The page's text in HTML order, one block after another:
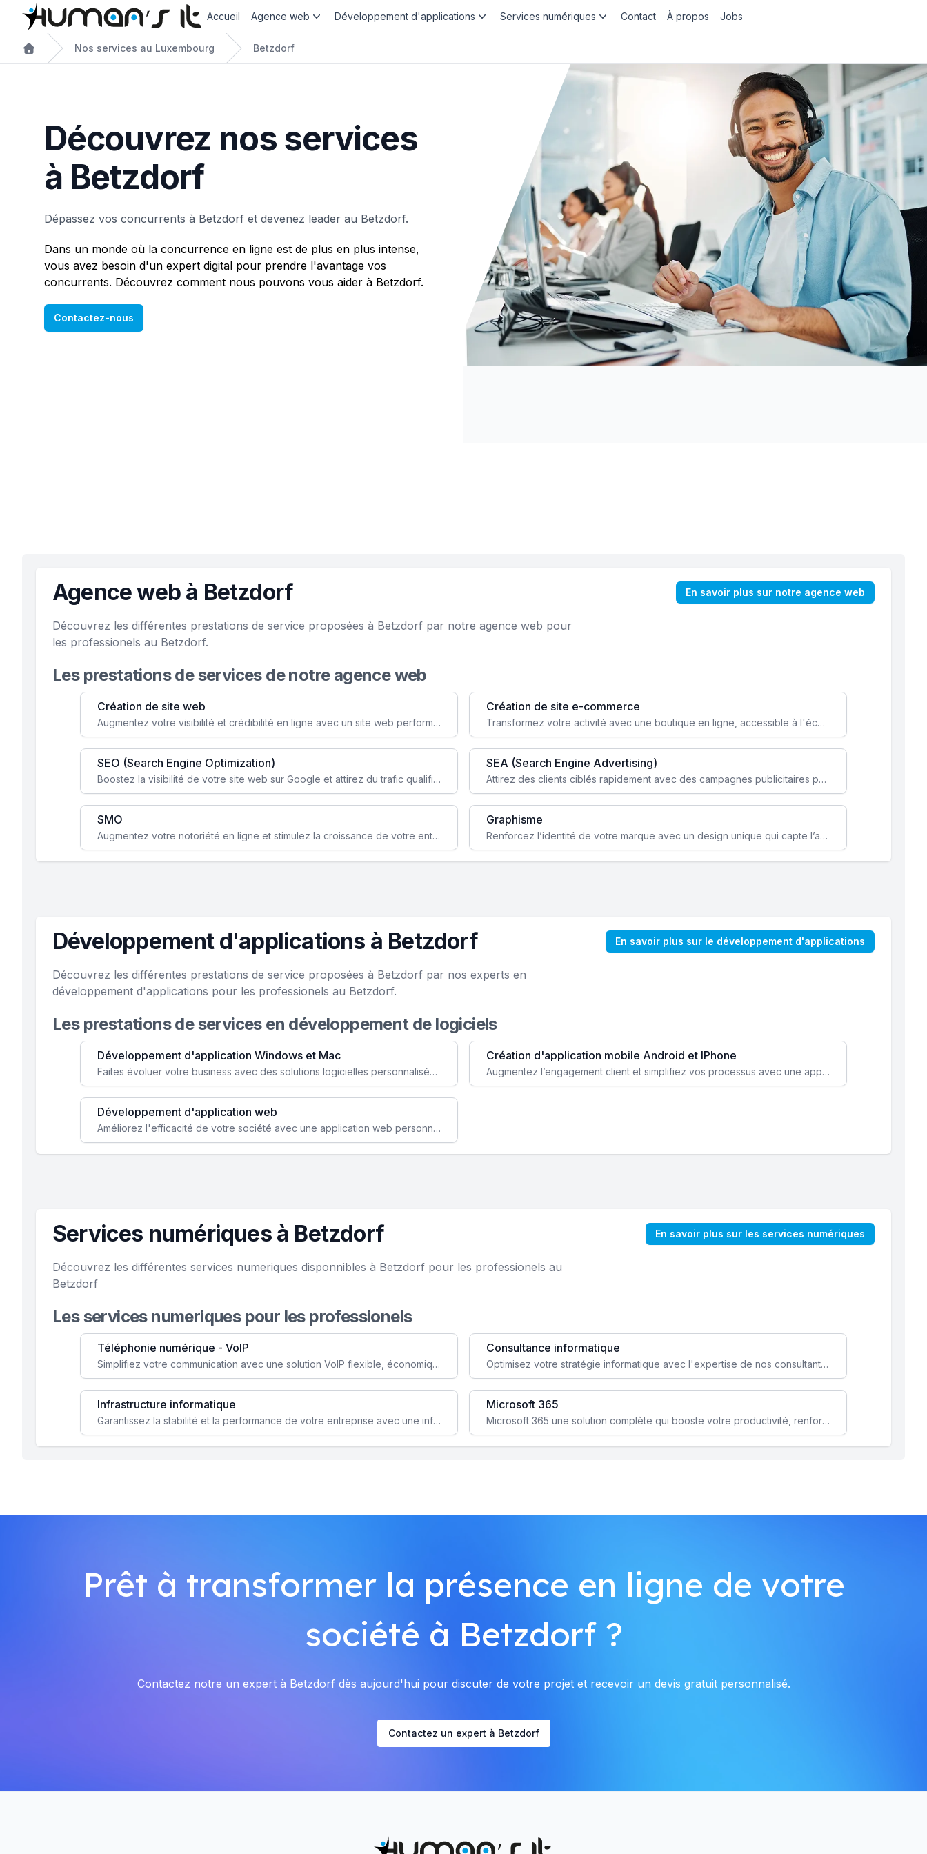
Accueil Agence web Développement d'applications Services numériques Contact À propos Jobs
Nos services au Luxembourg Betzdorf
Découvrez nos services
à Betzdorf
Dépassez vos concurrents à Betzdorf et devenez leader au Betzdorf.
Dans un monde où la concurrence en ligne est de plus en plus intense,
vous avez besoin d'un expert digital pour prendre l'avantage vos
concurrents. Découvrez comment nous pouvons vous aider à Betzdorf.
Contactez-nous
Agence web à Betzdorf En savoir plus sur notre agence web
Découvrez les différentes prestations de service proposées à Betzdorf par notre agence web pour
les professionels au Betzdorf.
Les prestations de services de notre agence web
Création de site web
Augmentez votre visibilité et crédibilité en ligne avec un site web performant, conçu pour attirer plus de clients.
Création de site e-commerce
Transformez votre activité avec une boutique en ligne, accessible à l'échelle mondiale 24/7.
SEO (Search Engine Optimization)
Boostez la visibilité de votre site web sur Google et attirez du trafic qualifié grâce à nos stratégies SEO.
SEA (Search Engine Advertising)
Attirez des clients ciblés rapidement avec des campagnes publicitaires payantes optimisées pour vos objectifs.
SMO
Augmentez votre notoriété en ligne et stimulez la croissance de votre entreprise grâce à une stratégie sociale sur mesure.
Graphisme
Renforcez l’identité de votre marque avec un design unique qui capte l’attention et engage vos clients.
Développement d'applications à Betzdorf En savoir plus sur le développement d'applications
Découvrez les différentes prestations de service proposées à Betzdorf par nos experts en
développement d'applications pour les professionels au Betzdorf.
Les prestations de services en développement de logiciels
Développement d'application Windows et Mac
Faites évoluer votre business avec des solutions logicielles personnalisées, parfaitement adaptées à vos besoins spécifiques.
Création d'application mobile Android et IPhone
Augmentez l’engagement client et simplifiez vos processus avec une application mobile sur mesure, disponible sur iOS et Android.
Développement d'application web
Améliorez l'efficacité de votre société avec une application web personnalisée accessible partout et tout le temps.
Services numériques à Betzdorf En savoir plus sur les services numériques
Découvrez les différentes services numeriques disponnibles à Betzdorf pour les professionels au
Betzdorf
Les services numeriques pour les professionels
Téléphonie numérique - VoIP
Simplifiez votre communication avec une solution VoIP flexible, économique et adaptée à vos besoins professionnels.
Consultance informatique
Optimisez votre stratégie informatique avec l'expertise de nos consultants pour améliorer votre efficacité et sécurité.
Infrastructure informatique
Garantissez la stabilité et la performance de votre entreprise avec une infrastructure IT sécurisée et évolutive.
Microsoft 365
Microsoft 365 une solution complète qui booste votre productivité, renforce la sécurité de vos données et facilite la collaboration.
Prêt à transformer la présence en ligne de votre
société à Betzdorf ?
Contactez notre un expert à Betzdorf dès aujourd'hui pour discuter de votre projet et recevoir un devis gratuit personnalisé.
Contactez un expert à Betzdorf